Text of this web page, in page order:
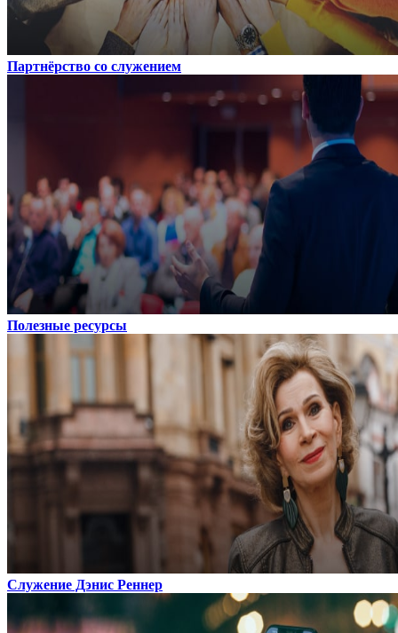
Партнёрство со служением
Полезные ресурсы
Служение Дэнис Реннер